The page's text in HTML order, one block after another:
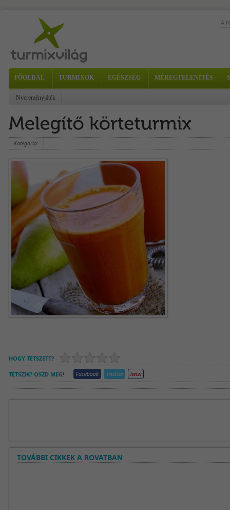
A
FŐOLDAL TURMIXOK EGÉSZSÉG MÉREGTELENÍTÉS
Nyereményjáték
Kategória:
HOGY TETSZETT?
TETSZIK? OSZD MEG!
TOVÁBBI CIKKEK A ROVATBAN